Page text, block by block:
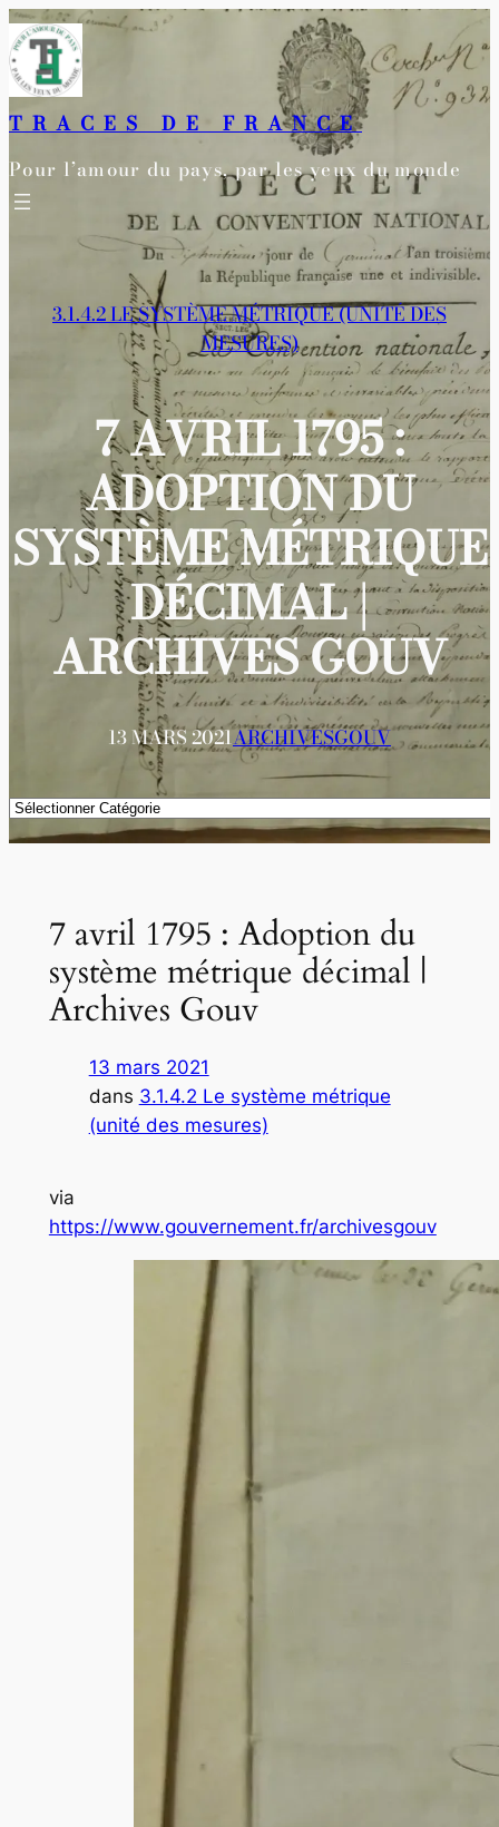
Aller
au
contenu
TRACES DE FRANCE
Pour l’amour du pays, par les yeux du monde
3.1.4.2 LE SYSTÈME MÉTRIQUE (UNITÉ DES
MESURES)
7 AVRIL 1795 :
ADOPTION DU
SYSTÈME MÉTRIQUE
DÉCIMAL |
ARCHIVES GOUV
13 MARS 2021ARCHIVESGOUV
Catégories
7 avril 1795 : Adoption du
système métrique décimal |
Archives Gouv
13 mars 2021
dans 3.1.4.2 Le système métrique
(unité des mesures)
via
https://www.gouvernement.fr/archivesgouv